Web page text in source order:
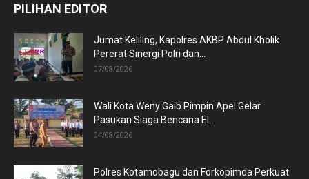
PILIHAN EDITOR
Jumat Keliling, Kapolres AKBP Abdul Kholik
Pererat Sinergi Polri dan...
07/08/2026
Wali Kota Weny Gaib Pimpin Apel Gelar
Pasukan Siaga Bencana El...
04/08/2026
Polres Kotamobagu dan Forkopimda Perkuat